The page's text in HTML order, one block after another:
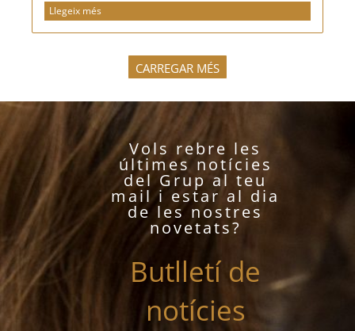
Llegeix més
CARREGAR MÉS
Vols rebre les
últimes notícies
del Grup al teu
mail i estar al dia
de les nostres
novetats?
Butlletí de
notícies